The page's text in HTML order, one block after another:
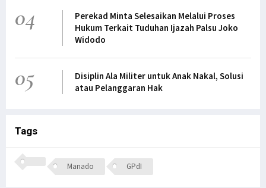
04
Perekad Minta Selesaikan Melalui Proses
Hukum Terkait Tuduhan Ijazah Palsu Joko
Widodo
05
Disiplin Ala Militer untuk Anak Nakal, Solusi
atau Pelanggaran Hak
Tags
Manado GPdI